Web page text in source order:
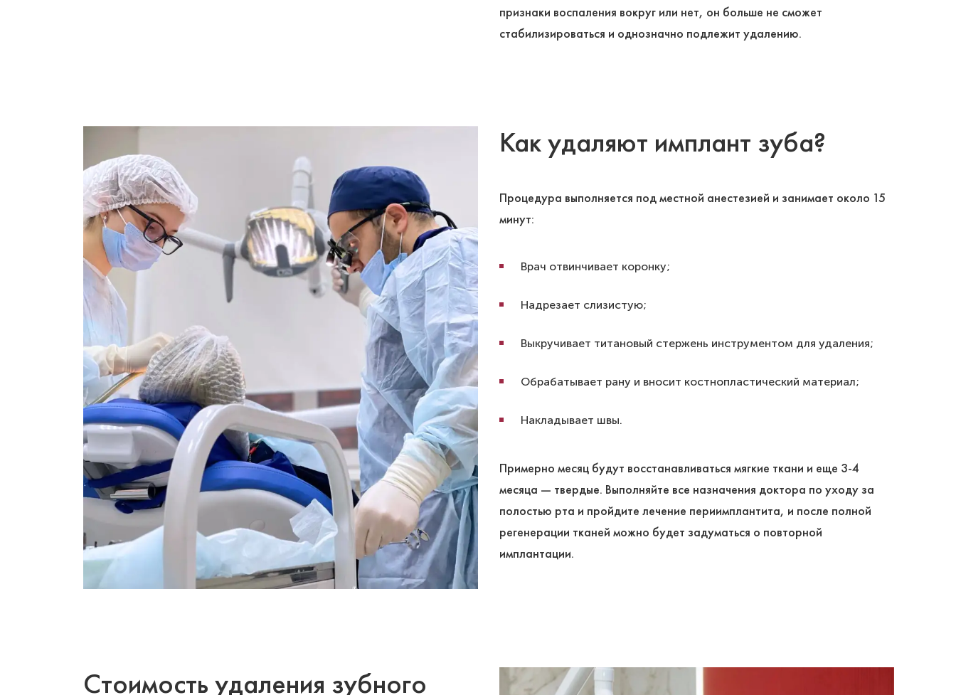
признаки воспаления вокруг или нет, он больше не сможет
стабилизироваться и однозначно подлежит удалению.
Как удаляют имплант зуба?
Процедура выполняется под местной анестезией и занимает около 15
минут:
Врач отвинчивает коронку;
Надрезает слизистую;
Выкручивает титановый стержень инструментом для удаления;
Обрабатывает рану и вносит костнопластический материал;
Накладывает швы.
Примерно месяц будут восстанавливаться мягкие ткани и еще 3-4
месяца ― твердые. Выполняйте все назначения доктора по уходу за
полостью рта и пройдите лечение периимплантита, и после полной
регенерации тканей можно будет задуматься о повторной
имплантации.
Стоимость удаления зубного